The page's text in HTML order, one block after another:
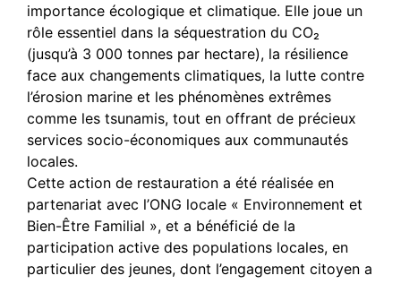
importance écologique et climatique. Elle joue un
rôle essentiel dans la séquestration du CO₂
(jusqu’à 3 000 tonnes par hectare), la résilience
face aux changements climatiques, la lutte contre
l’érosion marine et les phénomènes extrêmes
comme les tsunamis, tout en offrant de précieux
services socio-économiques aux communautés
locales.
Cette action de restauration a été réalisée en
partenariat avec l’ONG locale « Environnement et
Bien-Être Familial », et a bénéficié de la
participation active des populations locales, en
particulier des jeunes, dont l’engagement citoyen a